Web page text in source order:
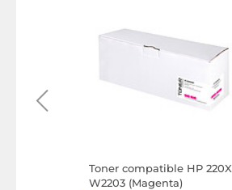
Toner compatible HP 220X
W2203 (Magenta)